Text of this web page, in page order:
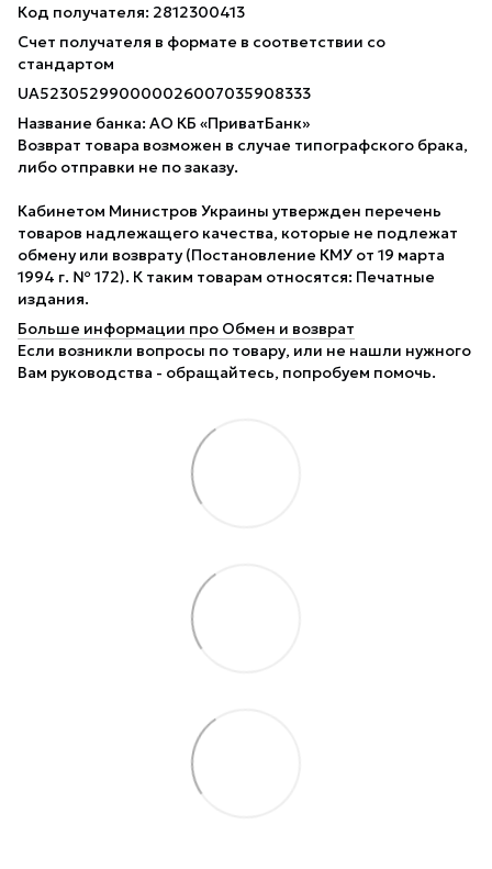
Код получателя: 2812300413
Счет получателя в формате в соответствии со
стандартом
UA523052990000026007035908333
Название банка: АО КБ «ПриватБанк»
Возврат товара возможен в случае типографского брака,
либо отправки не по заказу.
Кабинетом Министров Украины утвержден перечень
товаров надлежащего качества, которые не подлежат
обмену или возврату (Постановление КМУ от 19 марта
1994 г. № 172). К таким товарам относятся: Печатные
издания.
Больше информации про Обмен и возврат
Если возникли вопросы по товару, или не нашли нужного
Вам руководства - обращайтесь, попробуем помочь.